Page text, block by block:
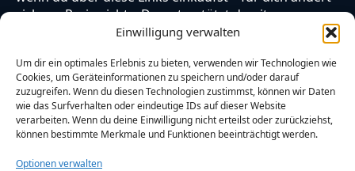
Einwilligung verwalten
Um dir ein optimales Erlebnis zu bieten, verwenden wir Technologien wie
Cookies, um Geräteinformationen zu speichern und/oder darauf
zuzugreifen. Wenn du diesen Technologien zustimmst, können wir Daten
wie das Surfverhalten oder eindeutige IDs auf dieser Website
verarbeiten. Wenn du deine Einwilligung nicht erteilst oder zurückziehst,
können bestimmte Merkmale und Funktionen beeinträchtigt werden.
Optionen verwalten
sich am Preis nichts. Du unterstützt damit unsere
Arbeit. Vielen Dank dafür!